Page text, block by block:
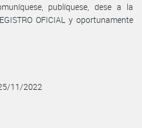
publíquese, dese a la
OFICIAL y oportunamente
11/2022